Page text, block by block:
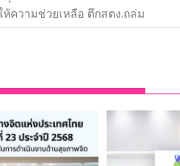
Li
k
ห้ความช่วยเหลือ ตึกสตง.ถล่ม